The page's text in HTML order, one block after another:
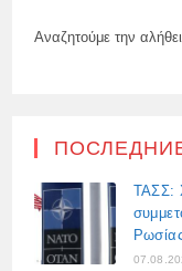
Αναζητούμε την
ΤΑΣΣ: